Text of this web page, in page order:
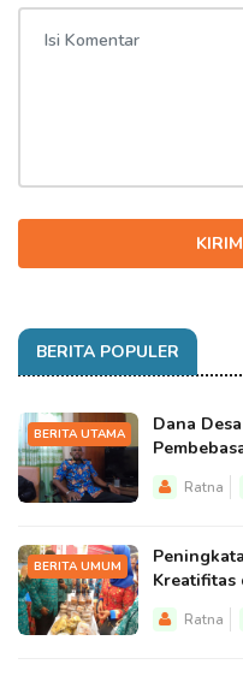
BERITA POPULER
BERITA UTAMA
Dana
Ratna
BERITA UMUM
Kreatifitas
Ratna